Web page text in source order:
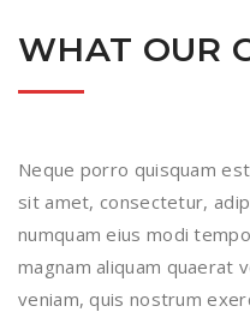
WHAT OUR
Neque porro quisquam
sit amet, consectetur,
numquam eius modi
magnam aliquam quaerat
veniam, quis nostrum